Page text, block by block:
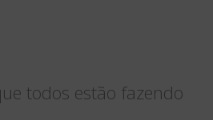
todos estão fazendo